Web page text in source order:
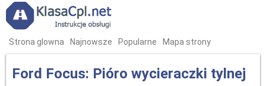
Strona glowna Najnowsze Popularne Mapa strony
Ford Focus: Pióro wycieraczki tylnej